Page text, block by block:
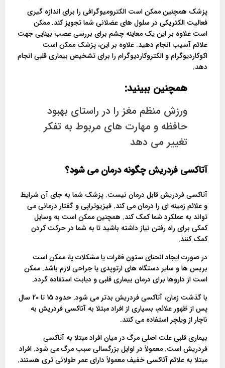
پزشک همچنین ممکن است الکترومیوگرافی را برای اندازه گیری
فعالیت الکتریکی در سلول های عضلانی شما تجویز کند. ممکن
است علاوه بر این یک معاینه چشم برای بررسی عصب بینایی جهت
علائم آسیب انجام دهید. علاوه بر این، پزشک ممکن است
اکوکاردیوگرام و الکتروکاردیوگرام را برای تشخیص بیماری قلبی انجام
دهد.
همچنین ببینید:
ورزش منظم مغز را در راستای بهبود
حافظه و مهارت های مربوط به تفکر
تغییر می دهد
آتاکسی فردریش چگونه درمان می شود؟
آتاکسی فردریش قابل درمان نیست. پزشک شما به جای آن شرایط
و علائم زمینه ای را درمان می کند. فیزیوتراپی و گفتار درمانی می
تواند به عملکرد شما کمک کند. همچنین ممکن است به وسایل
کمکی برای راه رفتن نیاز داشته باشید تا به شما در حرکت کردن
کمک کنند.
در صورت ایجاد انحنای ستون فقرات یا مشکلات پا، ممکن است
بریس ها و سایر دستگاه های ارتوپدی یا جراحی لازم باشد. ممکن
است از داروها برای درمان بیماری قلبی و دیابت استفاده گردد.
با گذشت زمان، آتاکسی فردریش بدتر می شود. حدود 15 تا 20 سال
پس از ظهور علائم، بسیاری از افراد مبتلا به آتاکسی فردریش به
ناچار از ویلچر استفاده می کنند.
بیماری قلبی علت اصلی مرگ در میان افراد مبتلا به آتاکسی
فردریش است. معمولاً در اوایل بزرگسالی سبب مرگ می شود. افراد
مبتلا به علائم آتاکسی خفیف معمولاً دارای عمر طولانی تری هستند.